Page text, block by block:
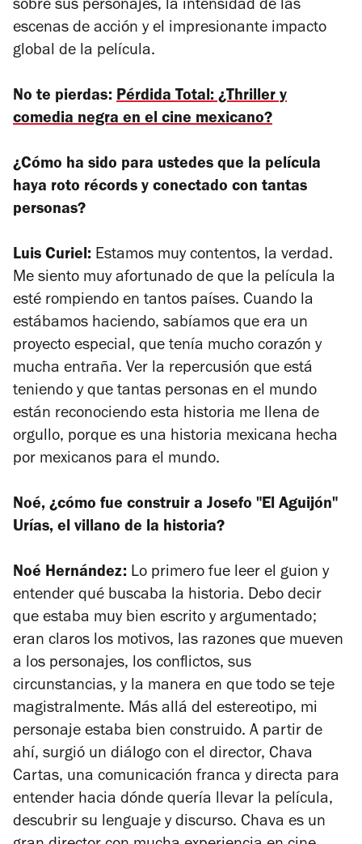
sobre sus personajes, la intensidad de las
escenas de acción y el impresionante impacto
global de la película.
No te pierdas: Pérdida Total: ¿Thriller y
comedia negra en el cine mexicano?
¿Cómo ha sido para ustedes que la película
haya roto récords y conectado con tantas
personas?
Luis Curiel: Estamos muy contentos, la verdad.
Me siento muy afortunado de que la película la
esté rompiendo en tantos países. Cuando la
estábamos haciendo, sabíamos que era un
proyecto especial, que tenía mucho corazón y
mucha entraña. Ver la repercusión que está
teniendo y que tantas personas en el mundo
están reconociendo esta historia me llena de
orgullo, porque es una historia mexicana hecha
por mexicanos para el mundo.
Noé, ¿cómo fue construir a Josefo "El Aguijón"
Urías, el villano de la historia?
Noé Hernández: Lo primero fue leer el guion y
entender qué buscaba la historia. Debo decir
que estaba muy bien escrito y argumentado;
eran claros los motivos, las razones que mueven
a los personajes, los conflictos, sus
circunstancias, y la manera en que todo se teje
magistralmente. Más allá del estereotipo, mi
personaje estaba bien construido. A partir de
ahí, surgió un diálogo con el director, Chava
Cartas, una comunicación franca y directa para
entender hacia dónde quería llevar la película,
descubrir su lenguaje y discurso. Chava es un